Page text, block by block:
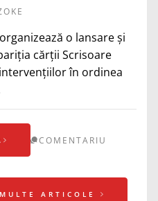
o lansare și
cărții Scrisoare
în ordinea
COMENTARIU
ARTICOLE